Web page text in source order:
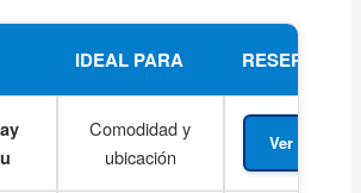
IDEAL PARA RESERVA
Comodidad y
ubicación
Ver Precio